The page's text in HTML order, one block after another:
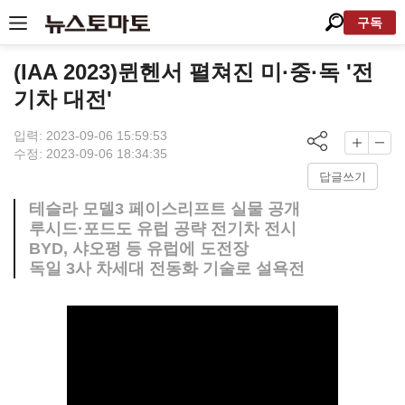
구독
(IAA 2023)뮌헨서 펼쳐진 미·중·독 '전
기차 대전'
입력: 2023-09-06 15:59:53
수정: 2023-09-06 18:34:35
답글쓰기
테슬라 모델3 페이스리프트 실물 공개
루시드·포드도 유럽 공략 전기차 전시
BYD, 샤오펑 등 유럽에 도전장
독일 3사 차세대 전동화 기술로 설욕전